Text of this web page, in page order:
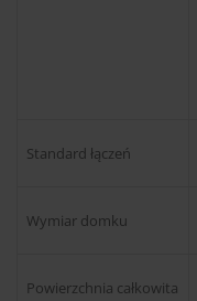
Standard łączeń
Wymiar domku
Powierzchnia całkowita